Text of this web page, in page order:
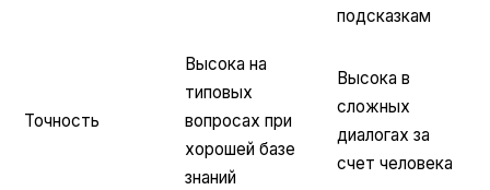
подсказкам
Точность
Высока на
типовых
вопросах при
хорошей базе
знаний
Высока в
сложных
диалогах за
счет человека